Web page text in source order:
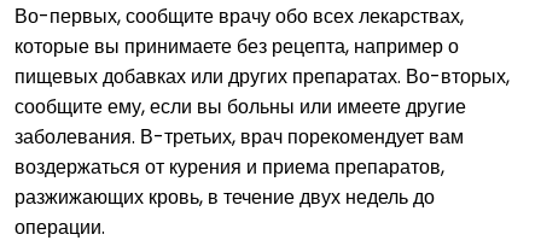
Во-первых, сообщите врачу обо всех лекарствах,
которые вы принимаете без рецепта, например о
пищевых добавках или других препаратах. Во-вторых,
сообщите ему, если вы больны или имеете другие
заболевания. В-третьих, врач порекомендует вам
воздержаться от курения и приема препаратов,
разжижающих кровь, в течение двух недель до
операции.